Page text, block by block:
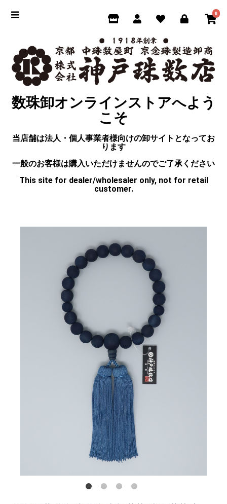
0
数珠卸オンラインストアへよう
こそ
当店舗は法人・個人事業者様向けの卸サイトとなってお
ります
一般のお客様は購入いただけませんのでご了承ください
This site for dealer/wholesaler only, not for retail
customer.